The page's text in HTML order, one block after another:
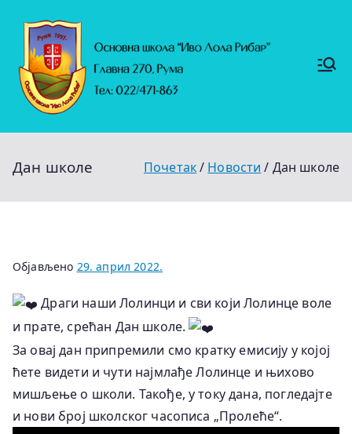
садржај
Основ
Лола
https://
vanje-
se-
uredj
Дан школе Почетак Новости Дан школе
Објављено 29. април 2022.
Драги наши Лолинци и сви који Лолинце воле
и прате, срећан Дан школе.
За овај дан припремили смо кратку емисију у којој
ћете видети и чути најмлађе Лолинце и њихово
мишљење о школи. Такође, у току дана, погледајте
и нови број школског часописа „Пролеће“.